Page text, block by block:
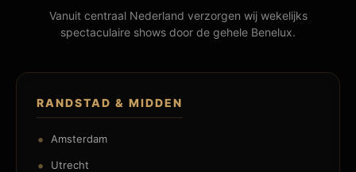
Vanuit centraal Nederland verzorgen wij wekelijks
spectaculaire shows door de gehele Benelux.
RANDSTAD & MIDDEN
Amsterdam
Utrecht